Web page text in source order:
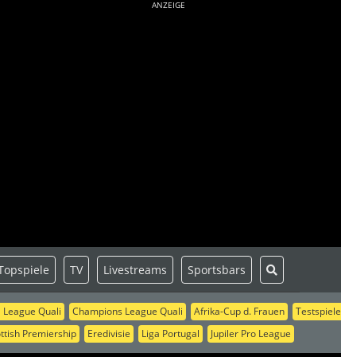
ANZEIGE
League Quali Champions League Quali Afrika-Cup d. Frauen Testspiele
Premiership Eredivisie Liga Portugal Jupiler Pro League
TV Livestreams Sportsbars